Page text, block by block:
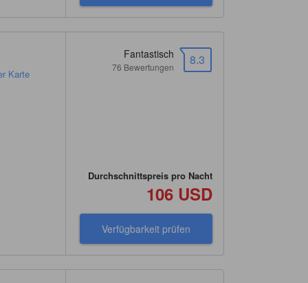
Karte
8.3
Fantastisch
76 Bewertungen
Durchschnittspreis pro Nacht
106 USD
Verfügbarkeit prüfen